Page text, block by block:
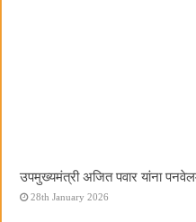
उपमुख्यमंत्री अजित पवार यांना
28th January 2026